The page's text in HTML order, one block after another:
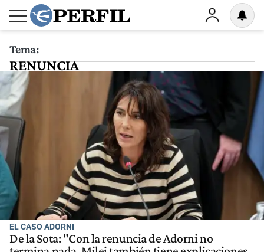
Tema:
RENUNCIA
EL CASO ADORNI
De la Sota: "Con la renuncia de Adorni no